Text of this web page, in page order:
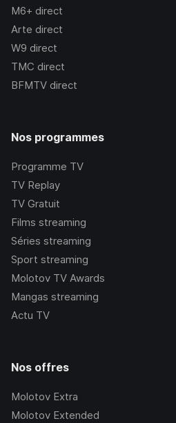
M6+ direct
Arte direct
W9 direct
TMC direct
BFMTV direct
Nos programmes
Programme TV
TV Replay
TV Gratuit
Films streaming
Séries streaming
Sport streaming
Molotov TV Awards
Mangas streaming
Actu TV
Nos offres
Molotov Extra
Molotov Extended